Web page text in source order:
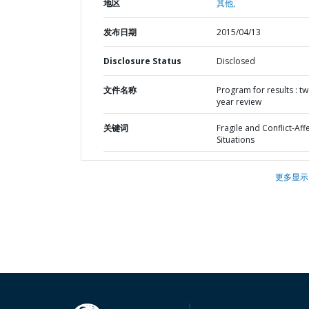
地区 其他,
发布日期 2015/04/13
Disclosure Status Disclosed
文件名称
Program for results :
year review
关键词
Fragile and Conflict-
Situations
更多显示